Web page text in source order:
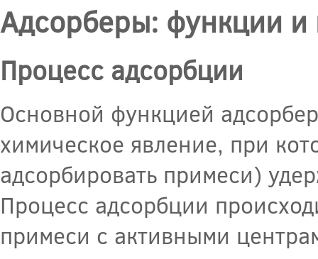
Адсорберы: функции
Процесс адсорбции
Основной функцией
химическое явление, при
адсорбировать примеси)
Процесс адсорбции
примеси с активными